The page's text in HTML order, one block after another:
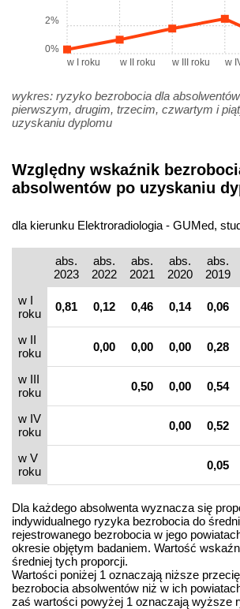
w I roku w II roku w III roku w
0%
2%
wykres: ryzyko bezrobocia dla
pierwszym, drugim, trzecim, czwartym i
uzyskaniu dyplomu
Względny wskaźnik
absolwentów po uzyskaniu
dla kierunku Elektroradiologia - GUMed,
abs.
2023
abs.
2022
abs.
2021
abs.
2020
abs.
2019
w I
roku
0,81 0,12 0,46 0,14 0,06
w II
roku
0,00 0,00 0,00 0,28
w III
roku
0,50 0,00 0,54
w IV
roku
0,00 0,52
w V
roku
0,05
Dla każdego absolwenta wyznacza się
indywidualnego ryzyka bezrobocia do
rejestrowanego bezrobocia w jego
okresie objętym badaniem. Wartość
średniej tych proporcji.
Wartości poniżej 1 oznaczają niższe
bezrobocia absolwentów niż w ich
zaś wartości powyżej 1 oznaczają wyższe